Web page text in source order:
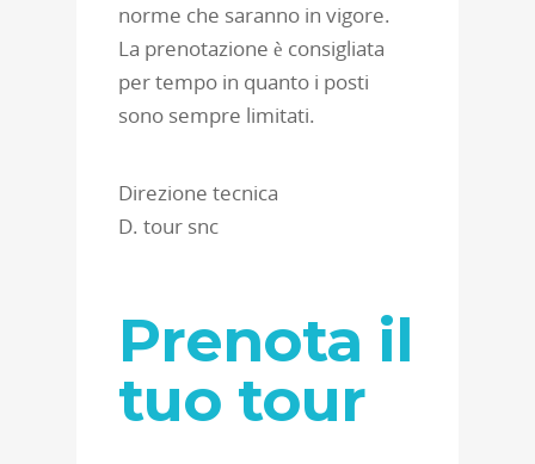
norme che saranno in vigore.
La prenotazione è consigliata
per tempo in quanto i posti
sono sempre limitati.
Direzione tecnica
D. tour snc
Prenota il
tuo tour